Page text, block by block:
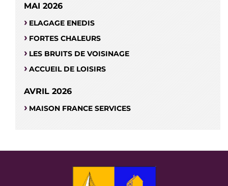
MAI 2026
ELAGAGE ENEDIS
FORTES CHALEURS
LES BRUITS DE VOISINAGE
ACCUEIL DE LOISIRS
AVRIL 2026
MAISON FRANCE SERVICES